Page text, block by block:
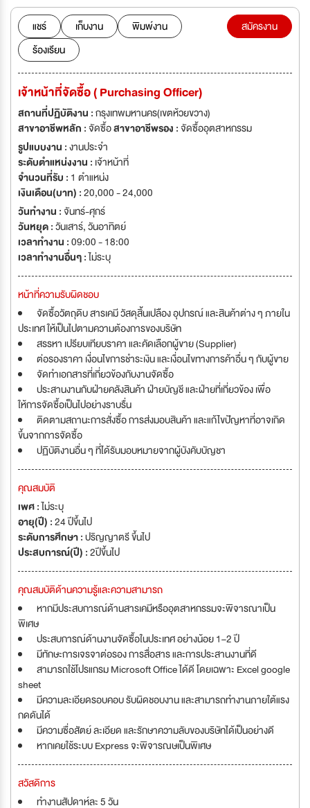
บริการอย่างมืออาชีพ เพื่อสนับสนุนและขับเคลื่อนอุตสาหกรรมเทคโนโลยีของ
ประเทศไทย
แชร์ เก็บงาน
พิมพ์งาน
ร้องเรียน
สมัครงาน
เจ้าหน้าที่จัดซื้อ ( Purchasing Officer)
สถานที่ปฏิบัติงาน :กรุงเทพมหานคร(เขตห้วยขวาง)
สาขาอาชีพหลัก :จัดซื้อสาขาอาชีพรอง :จัดซื้ออุตสาหกรรม
รูปแบบงาน :งานประจำ
ระดับตำแหน่งงาน : เจ้าหน้าที่
จำนวนที่รับ : 1 ตำแหน่ง
เงินเดือน(บาท) :20,000 - 24,000
วันทำงาน :จันทร์-ศุกร์
วันหยุด :วันเสาร์,วันอาทิตย์
เวลาทำงาน :09:00 - 18:00
เวลาทำงานอื่นๆ :ไม่ระบุ
หน้าที่ความรับผิดชอบ
จัดซื้อวัตถุดิบ สารเคมี วัสดุสิ้นเปลือง อุปกรณ์ และสินค้าต่าง ๆ ภายใน
ประเทศ ให้เป็นไปตามความต้องการของบริษัท
สรรหา เปรียบเทียบราคา และคัดเลือกผู้ขาย (Supplier)
ต่อรองราคา เงื่อนไขการชำระเงิน และเงื่อนไขทางการค้าอื่น ๆ กับผู้ขาย
จัดทำเอกสารที่เกี่ยวข้องกับงานจัดซื้อ
ประสานงานกับฝ่ายคลังสินค้า ฝ่ายบัญชี และฝ่ายที่เกี่ยวข้อง เพื่อ
ให้การจัดซื้อเป็นไปอย่างราบรื่น
ติดตามสถานะการสั่งซื้อ การส่งมอบสินค้า และแก้ไขปัญหาที่อาจเกิด
ขึ้นจากการจัดซื้อ
ปฏิบัติงานอื่น ๆ ที่ได้รับมอบหมายจากผู้บังคับบัญชา
คุณสมบัติ
เพศ :ไม่ระบุ
อายุ(ปี) :24 ปีขึ้นไป
ระดับการศึกษา :ปริญญาตรี ขึ้นไป
ประสบการณ์(ปี) :2ปีขึ้นไป
คุณสมบัติด้านความรู้และความสามารถ
หากมีประสบการณ์ด้านสารเคมีหรืออุตสาหกรรมจะพิจารณาเป็น
พิเศษ
ประสบการณ์ด้านงานจัดซื้อในประเทศ อย่างน้อย 1–2 ปี
มีทักษะการเจรจาต่อรอง การสื่อสาร และการประสานงานที่ดี
สามารถใช้โปรแกรม Microsoft Office ได้ดี โดยเฉพาะ Excel google
sheet
มีความละเอียดรอบคอบ รับผิดชอบงาน และสามารถทำงานภายใต้แรง
กดดันได้
มีความซื่อสัตย์ ละเอียด และรักษาความลับของบริษัทได้เป็นอย่างดี
หากเคยใช้ระบบ Express จะพิจารณษเป็นพิเศษ
สวัสดิการ
ทำงานสัปดาห์ละ 5 วัน